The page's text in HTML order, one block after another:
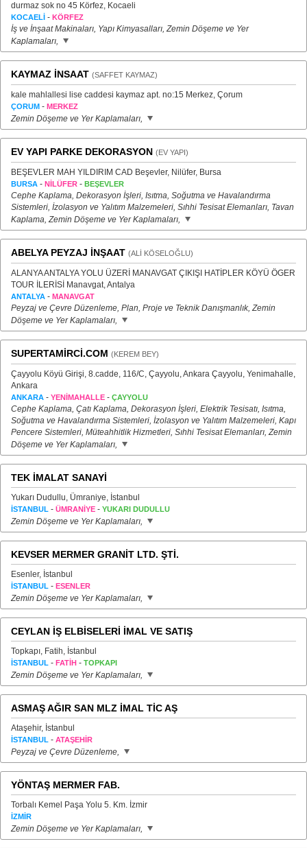
durmaz sok no 45 Körfez, Kocaeli
KOCAELİ - KÖRFEZ
İş ve İnşaat Makinaları, Yapı Kimyasalları, Zemin Döşeme ve Yer
Kaplamaları,
KAYMAZ İNSAAT (SAFFET KAYMAZ)
kale mahlallesi lise caddesi kaymaz apt. no:15 Merkez, Çorum
ÇORUM - MERKEZ
Zemin Döşeme ve Yer Kaplamaları,
EV YAPI PARKE DEKORASYON (EV YAPI)
BEŞEVLER MAH YILDIRIM CAD Beşevler, Nilüfer, Bursa
BURSA - NİLÜFER - BEŞEVLER
Cephe Kaplama, Dekorasyon İşleri, Isıtma, Soğutma ve Havalandırma
Sistemleri, İzolasyon ve Yalıtım Malzemeleri, Sıhhi Tesisat Elemanları, Tavan
Kaplama, Zemin Döşeme ve Yer Kaplamaları,
ABELYA PEYZAJ İNŞAAT (ALİ KÖSELOĞLU)
ALANYA ANTALYA YOLU ÜZERİ MANAVGAT ÇIKIŞI HATİPLER KÖYÜ ÖGER
TOUR İLERİSİ Manavgat, Antalya
ANTALYA - MANAVGAT
Peyzaj ve Çevre Düzenleme, Plan, Proje ve Teknik Danışmanlık, Zemin
Döşeme ve Yer Kaplamaları,
SUPERTAMİRCİ.COM (KEREM BEY)
Çayyolu Köyü Girişi, 8.cadde, 116/C, Çayyolu, Ankara Çayyolu, Yenimahalle,
Ankara
ANKARA - YENİMAHALLE - ÇAYYOLU
Cephe Kaplama, Çatı Kaplama, Dekorasyon İşleri, Elektrik Tesisatı, Isıtma,
Soğutma ve Havalandırma Sistemleri, İzolasyon ve Yalıtım Malzemeleri, Kapı
Pencere Sistemleri, Müteahhitlik Hizmetleri, Sıhhi Tesisat Elemanları, Zemin
Döşeme ve Yer Kaplamaları,
TEK İMALAT SANAYİ
Yukarı Dudullu, Ümraniye, İstanbul
İSTANBUL - ÜMRANİYE - YUKARI DUDULLU
Zemin Döşeme ve Yer Kaplamaları,
KEVSER MERMER GRANİT LTD. ŞTİ.
Esenler, İstanbul
İSTANBUL - ESENLER
Zemin Döşeme ve Yer Kaplamaları,
CEYLAN İŞ ELBİSELERİ İMAL VE SATIŞ
Topkapı, Fatih, İstanbul
İSTANBUL - FATİH - TOPKAPI
Zemin Döşeme ve Yer Kaplamaları,
ASMAŞ AĞIR SAN MLZ İMAL TİC AŞ
Ataşehir, İstanbul
İSTANBUL - ATAŞEHİR
Peyzaj ve Çevre Düzenleme,
YÖNTAŞ MERMER FAB.
Torbalı Kemel Paşa Yolu 5. Km. İzmir
İZMİR
Zemin Döşeme ve Yer Kaplamaları,